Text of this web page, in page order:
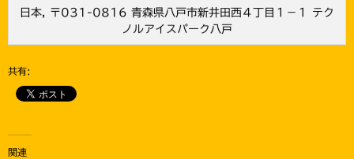
日本, 〒031-0816 青森県八戸市新井田西４丁目１−１ テク
ノルアイスパーク八戸
共有:
関連